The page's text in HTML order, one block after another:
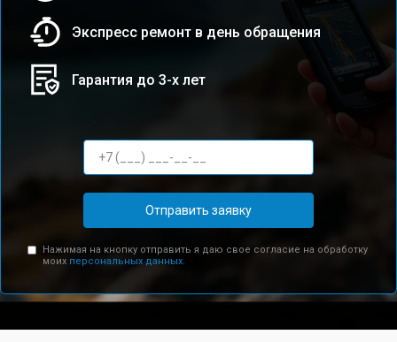
Экспресс ремонт в день обращения
Гарантия до 3-х лет
Отправить заявку
Нажимая на кнопку отправить я даю свое согласие на обработку
моих персональных данных.